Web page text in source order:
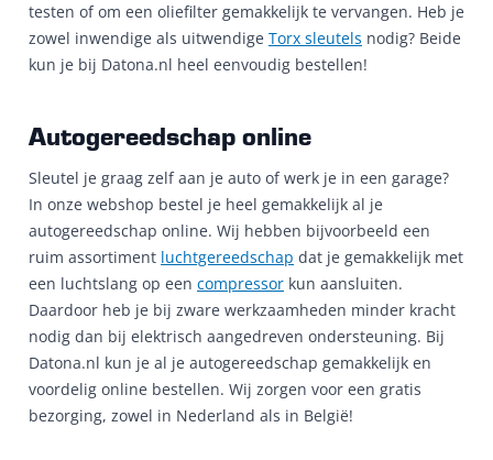
testen of om een oliefilter gemakkelijk te vervangen. Heb je
zowel inwendige als uitwendige Torx sleutels nodig? Beide
kun je bij Datona.nl heel eenvoudig bestellen!
Autogereedschap online
Sleutel je graag zelf aan je auto of werk je in een garage?
In onze webshop bestel je heel gemakkelijk al je
autogereedschap online. Wij hebben bijvoorbeeld een
ruim assortiment luchtgereedschap dat je gemakkelijk met
een luchtslang op een compressor kun aansluiten.
Daardoor heb je bij zware werkzaamheden minder kracht
nodig dan bij elektrisch aangedreven ondersteuning. Bij
Datona.nl kun je al je autogereedschap gemakkelijk en
voordelig online bestellen. Wij zorgen voor een gratis
bezorging, zowel in Nederland als in België!